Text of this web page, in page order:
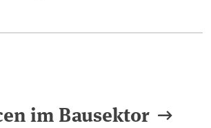
im Bausektor